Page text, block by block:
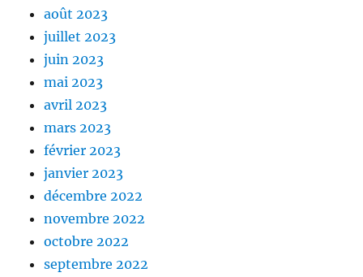
août 2023
juillet 2023
juin 2023
mai 2023
avril 2023
mars 2023
février 2023
janvier 2023
décembre 2022
novembre 2022
octobre 2022
septembre 2022